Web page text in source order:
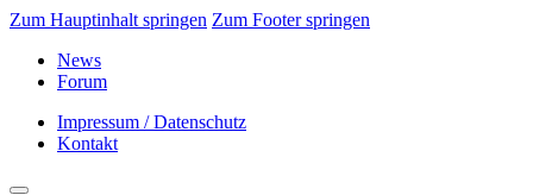
Zum Hauptinhalt springen Zum Footer springen
News
Forum
Impressum / Datenschutz
Kontakt